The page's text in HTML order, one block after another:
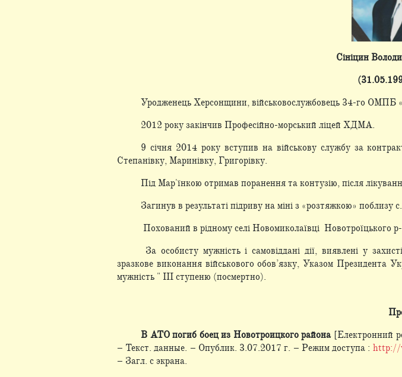
Сініцин
Уродженець Херсонщини, військовослужбовець 34-го
2012 року закінчив Професійно-морський ліцей ХДМА.
9 січня 2014 року вступив на військову службу за
Степанівку, Маринівку, Григорівку.
Під Мар'їнкою отримав поранення та контузію, після
Загинув в результаті підриву на міні з «розтяжкою»
Похований в рідному селі Новомиколаївці Новотроїцького
За особисту мужність і самовіддані дії, виявлені у
зразкове виконання військового обов’язку, Указом
мужність " III ступеню (посмертно).
В АТО погиб боец из Новотроицкого района[Електронний
– Текст. данные. – Опублик. 3.07.2017 г. – Режим доступа : http://
– Загл. с экрана.